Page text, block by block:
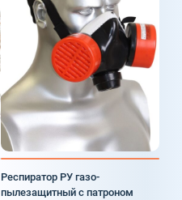
Респиратор РУ газо-
пылезащитный с патроном